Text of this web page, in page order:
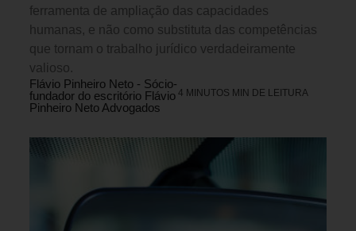
ferramenta de ampliação das capacidades
humanas, e não como substituta das competências
que tornam o trabalho jurídico verdadeiramente
valioso.
Flávio Pinheiro Neto - Sócio-
fundador do escritório Flávio
Pinheiro Neto Advogados
4 MINUTOS MIN DE LEITURA